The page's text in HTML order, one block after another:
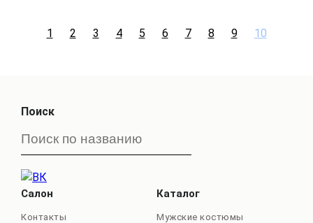
1 2 3 4 5 6 7 8 9 10
Поиск
Салон
Контакты
Каталог
Мужские костюмы